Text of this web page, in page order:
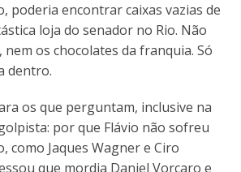
poderia encontrar caixas vazias de
loja do senador no Rio. Não
nem os chocolates da franquia. Só
dentro.
os que perguntam, inclusive na
por que Flávio não sofreu
como Jaques Wagner e Ciro
que mordia Daniel Vorcaro e